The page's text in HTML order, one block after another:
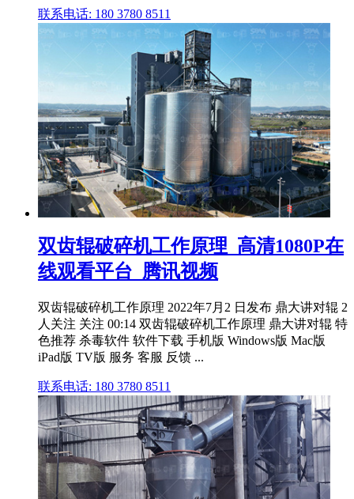
联系电话: 180 3780 8511
双齿辊破碎机工作原理_高清1080P在
线观看平台_腾讯视频
双齿辊破碎机工作原理 2022年7月2 日发布 鼎大讲对辊 2
人关注 关注 00:14 双齿辊破碎机工作原理 鼎大讲对辊 特
色推荐 杀毒软件 软件下载 手机版 Windows版 Mac版
iPad版 TV版 服务 客服 反馈 ...
联系电话: 180 3780 8511